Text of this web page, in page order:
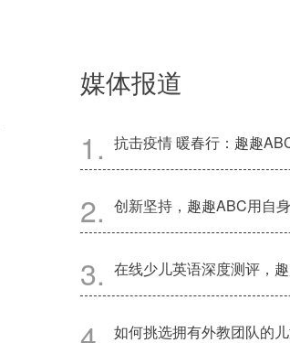
媒体报道
抗击疫情 暖春行：趣趣
创新坚持，趣趣ABC用自
在线少儿英语深度测评，
如何挑选拥有外教团队的